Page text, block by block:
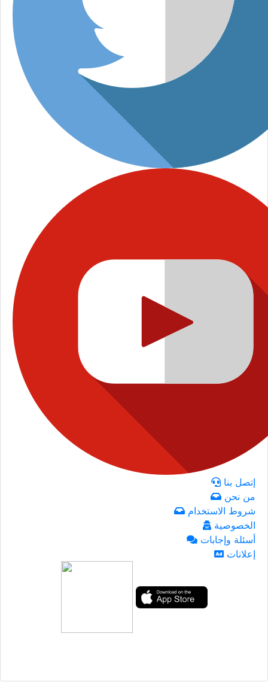
إتصل بنا
من نحن
شروط الاستخدام
الخصوصية
أسئلة وإجابات
إعلانات